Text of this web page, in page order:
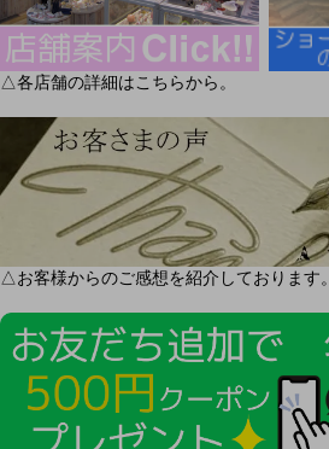
△各店舗の詳細はこちらから。
△お客様からのご感想を紹介しております。